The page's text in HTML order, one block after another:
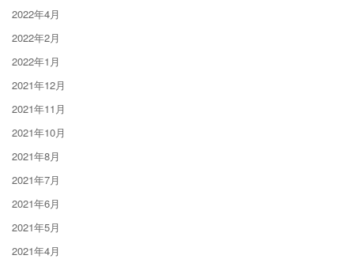
2022年4月
2022年2月
2022年1月
2021年12月
2021年11月
2021年10月
2021年8月
2021年7月
2021年6月
2021年5月
2021年4月